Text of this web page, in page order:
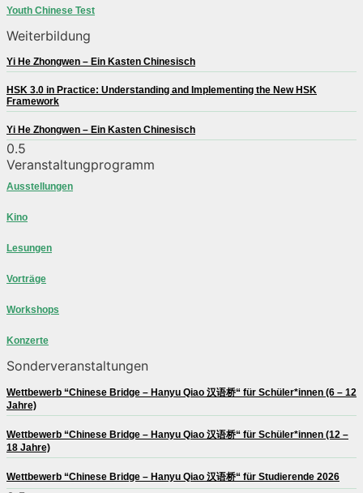
Youth Chinese Test
Weiterbildung
Yi He Zhongwen – Ein Kasten Chinesisch
HSK 3.0 in Practice: Understanding and Implementing the New HSK
Framework
Yi He Zhongwen – Ein Kasten Chinesisch
Veranstaltungprogramm
Ausstellungen
Kino
Lesungen
Vorträge
Workshops
Konzerte
Sonderveranstaltungen
Wettbewerb “Chinese Bridge – Hanyu Qiao 汉语桥“ für Schüler*innen (6 – 12
Jahre)
Wettbewerb “Chinese Bridge – Hanyu Qiao 汉语桥“ für Schüler*innen (12 –
18 Jahre)
Wettbewerb “Chinese Bridge – Hanyu Qiao 汉语桥“ für Studierende 2026